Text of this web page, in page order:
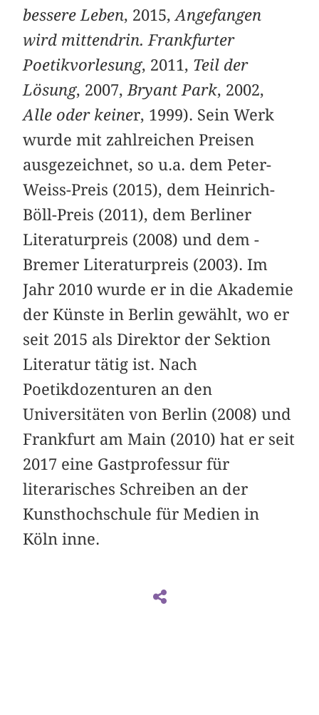
bessere Leben, 2015,Angefangen
wird mittendrin. Frankfurter
Poetikvorlesung, 2011, Teil der
Lösung, 2007, Bryant Park, 2002,
Alle oder keiner, 1999). Sein Werk
wurde mit zahlreichen Preisen
ausgezeichnet, so u.a. dem Peter-
Weiss-Preis (2015), dem Heinrich-
Böll-Preis (2011), dem Berliner
Literaturpreis (2008) und dem ­
Bremer Literaturpreis (2003). Im
Jahr 2010 wurde er in die Akademie
der Künste in Berlin gewählt, wo er
seit 2015 als Direktor der Sektion
Literatur tätig ist. Nach
Poetikdozenturen an den
Universitäten von Berlin (2008) und
Frankfurt am Main (2010) hat er seit
2017 eine Gastprofessur für
literarisches Schreiben an der
Kunsthochschule für Medien in
Köln inne.